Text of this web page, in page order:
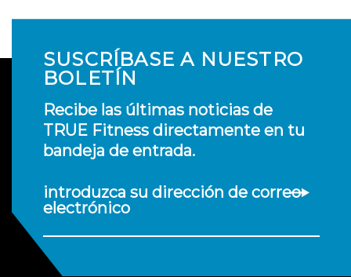
SUSCRÍBASE A NUESTRO
BOLETÍN
Recibe las últimas noticias de
TRUE Fitness directamente en tu
bandeja de entrada.
introduzca su dirección de correo
electrónico